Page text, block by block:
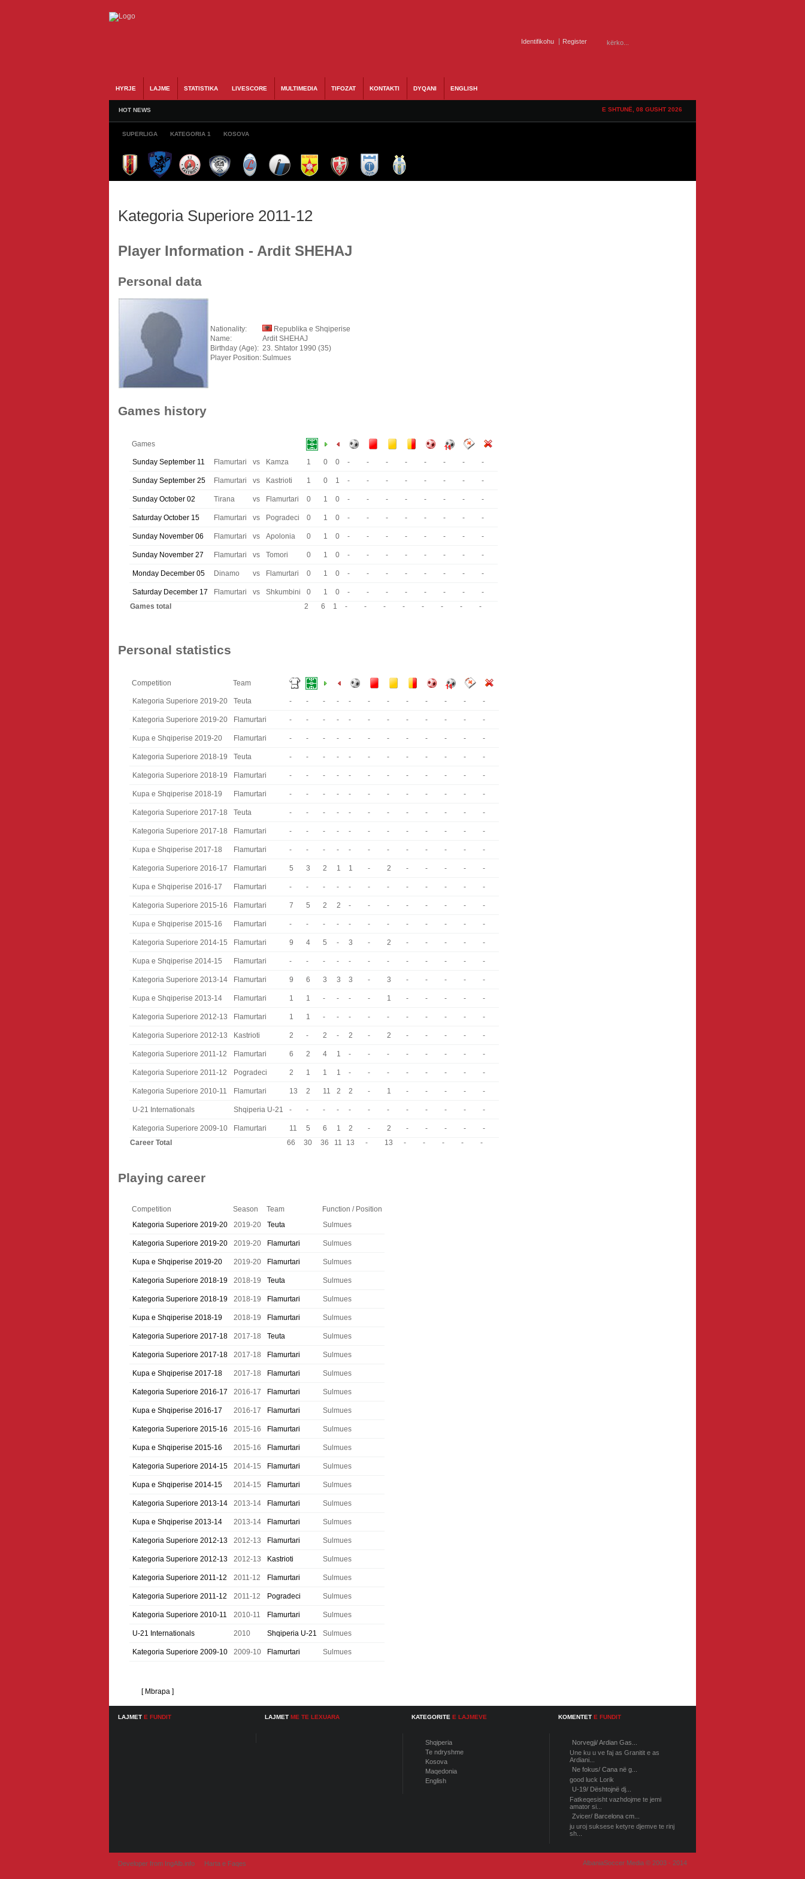
Identifikohu Register
HYRJE LAJME STATISTIKA LIVESCORE MULTIMEDIA TIFOZAT KONTAKTI DYQANI ENGLISH
HOT NEWS E SHTUNË, 08 GUSHT 2026
SUPERLIGA KATEGORIA 1 KOSOVA
Kategoria Superiore 2011-12
Player Information - Ardit SHEHAJ
Personal data
Nationality:
Republika e Shqiperise
Name:
Ardit SHEHAJ
Birthday (Age): 23. Shtator 1990 (35)
Player Position:Sulmues
Games history
Games
Sunday September 11 Flamurtari vs Kamza 1 0 0 - - - - - - - -
Sunday September 25 Flamurtari vs Kastrioti 1 0 1 - - - - - - - -
Sunday October 02 Tirana vs Flamurtari 0 1 0 - - - - - - - -
Saturday October 15 Flamurtari vs Pogradeci 0 1 0 - - - - - - - -
Sunday November 06 Flamurtari vs Apolonia 0 1 0 - - - - - - - -
Sunday November 27 Flamurtari vs Tomori 0 1 0 - - - - - - - -
Monday December 05 Dinamo vs Flamurtari 0 1 0 - - - - - - - -
Saturday December 17 Flamurtari vs Shkumbini 0 1 0 - - - - - - -
-
Games total
2 6 1 - - - - - - - -
Personal statistics
Competition Team
Kategoria Superiore 2019-20 Teuta - - - - - - - - - - - -
Kategoria Superiore 2019-20 Flamurtari - - - - - - - - - - - -
Kupa e Shqiperise 2019-20 Flamurtari - - - - - - - - - - - -
Kategoria Superiore 2018-19 Teuta - - - - - - - - - - - -
Kategoria Superiore 2018-19 Flamurtari - - - - - - - - - - - -
Kupa e Shqiperise 2018-19 Flamurtari - - - - - - - - - - - -
Kategoria Superiore 2017-18 Teuta - - - - - - - - - - - -
Kategoria Superiore 2017-18 Flamurtari - - - - - - - - - - - -
Kupa e Shqiperise 2017-18 Flamurtari - - - - - - - - - - - -
Kategoria Superiore 2016-17 Flamurtari 5 3 2 1 1 - 2 - - - - -
Kupa e Shqiperise 2016-17 Flamurtari - - - - - - - - - - - -
Kategoria Superiore 2015-16 Flamurtari 7 5 2 2 - - - - - - - -
Kupa e Shqiperise 2015-16 Flamurtari - - - - - - - - - - - -
Kategoria Superiore 2014-15 Flamurtari 9 4 5 - 3 - 2 - - - - -
Kupa e Shqiperise 2014-15 Flamurtari - - - - - - - - - - - -
Kategoria Superiore 2013-14 Flamurtari 9 6 3 3 3 - 3 - - - - -
Kupa e Shqiperise 2013-14 Flamurtari 1 1 - - - - 1 - - - - -
Kategoria Superiore 2012-13 Flamurtari 1 1 - - - - - - - - - -
Kategoria Superiore 2012-13 Kastrioti 2 - 2 - 2 - 2 - - - - -
Kategoria Superiore 2011-12 Flamurtari 6 2 4 1 - - - - - - - -
Kategoria Superiore 2011-12 Pogradeci 2 1 1 1 - - - - - - - -
Kategoria Superiore 2010-11 Flamurtari 13 2 11 2 2 - 1 - - - - -
U-21 Internationals Shqiperia U-21 - - - - - - - - - - - -
Kategoria Superiore 2009-10 Flamurtari 11 5 6 1 2 - 2 - - - -
-
Career Total
66 30 36 11 13 - 13 - - - - -
Playing career
Competition Season Team
Function / Position
Kategoria Superiore 2019-20
2019-20 Teuta Sulmues
Kategoria Superiore 2019-20 2019-20 Flamurtari Sulmues
Kupa e Shqiperise 2019-20 2019-20 Flamurtari Sulmues
Kategoria Superiore 2018-19 2018-19 Teuta Sulmues
Kategoria Superiore 2018-19 2018-19 Flamurtari Sulmues
Kupa e Shqiperise 2018-19 2018-19 Flamurtari Sulmues
Kategoria Superiore 2017-18 2017-18 Teuta Sulmues
Kategoria Superiore 2017-18 2017-18 Flamurtari Sulmues
Kupa e Shqiperise 2017-18 2017-18 Flamurtari Sulmues
Kategoria Superiore 2016-17 2016-17 Flamurtari Sulmues
Kupa e Shqiperise 2016-17 2016-17 Flamurtari Sulmues
Kategoria Superiore 2015-16 2015-16 Flamurtari Sulmues
Kupa e Shqiperise 2015-16 2015-16 Flamurtari Sulmues
Kategoria Superiore 2014-15 2014-15 Flamurtari Sulmues
Kupa e Shqiperise 2014-15 2014-15 Flamurtari Sulmues
Kategoria Superiore 2013-14 2013-14 Flamurtari Sulmues
Kupa e Shqiperise 2013-14 2013-14 Flamurtari Sulmues
Kategoria Superiore 2012-13 2012-13 Flamurtari Sulmues
Kategoria Superiore 2012-13 2012-13 Kastrioti Sulmues
Kategoria Superiore 2011-12 2011-12 Flamurtari Sulmues
Kategoria Superiore 2011-12 2011-12 Pogradeci Sulmues
Kategoria Superiore 2010-11 2010-11 Flamurtari Sulmues
U-21 Internationals 2010 Shqiperia U-21 Sulmues
Kategoria Superiore 2009-10 2009-10 Flamurtari Sulmues
[ Mbrapa ]
LAJMET E FUNDIT LAJMET ME TE LEXUARA KATEGORITE E LAJMEVE
Shqiperia
Te ndryshme
Kosova
Maqedonia
English
KOMENTET E FUNDIT
Norvegji/ Ardian Gas...
Une ku u ve faj as Granitit e as
Ardiani...
Ne fokus/ Cana në g...
good luck Lorik
U-19/ Dështojnë dj...
Fatkeqesisht vazhdojme te jemi
amator si...
Zvicer/ Barcelona cm...
ju uroj suksese ketyre djemve te rinj
sh...
Developer from IngAlb.info Harta e Faqes AlbaniaSoccer Media © 2003 - 2014